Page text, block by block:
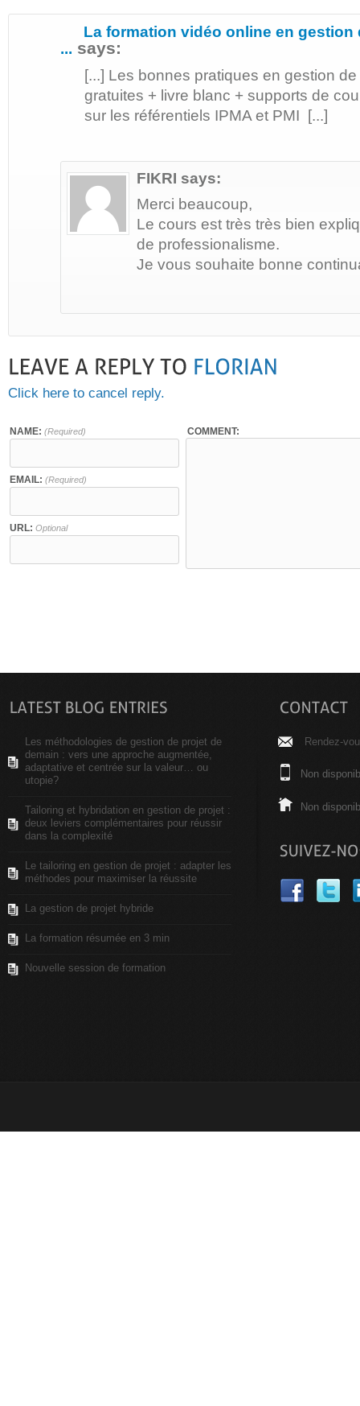
La formation vidéo online en gestion
... says:
[...] Les bonnes pratiques en gestion
gratuites + livre blanc + supports de
sur les référentiels IPMA et PMI [...]
FIKRI says:
Merci beaucoup,
Le cours est très très bien
de professionalisme.
Je vous souhaite bonne
Click here to cancel reply.
NAME: (Required)
EMAIL: (Required)
URL: Optional
COMMENT:
Les méthodologies de gestion de projet de
demain : vers une approche augmentée,
adaptative et centrée sur la valeur… ou
utopie?
Tailoring et hybridation en gestion de projet :
deux leviers complémentaires pour réussir
dans la complexité
Le tailoring en gestion de projet : adapter les
méthodes pour maximiser la réussite
La gestion de projet hybride
La formation résumée en 3 min
Nouvelle session de formation
Rendez-
Non
Non